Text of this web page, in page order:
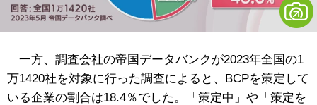
一方、調査会社の帝国データバンクが2023年全国の1
万1420社を対象に行った調査によると、BCPを策定して
いる企業の割合は18.4％でした。「策定中」や「策定を